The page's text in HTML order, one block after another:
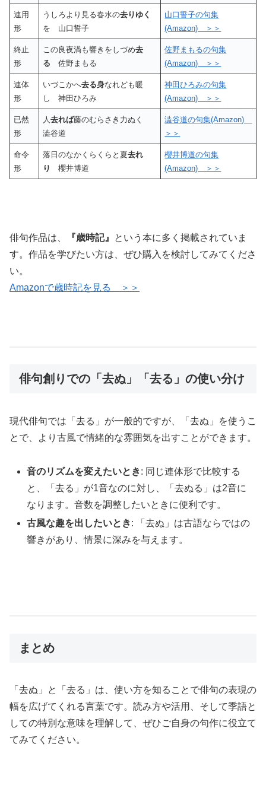
連用
形
うしろより見る春水の去りゆく
を 山口誓子
山口誓子の句集
(Amazon) ＞＞
終止
形
この良夜渦も響きをしづめ去
る 佐野まもる
佐野まもるの句集
(Amazon) ＞＞
連体
形
いづこかへ去る身なれども暖
し 神田ひろみ
神田ひろみの句集
(Amazon) ＞＞
已然
形
人去れば藤のむらさき力ぬく
澁谷道
澁谷道の句集(Amazon)
＞＞
命令
形
落日のなかくらくらと夏去れ
り
櫻井博道
櫻井博道の句集
(Amazon) ＞＞
俳句作品は、 『歳時記』
という本に多く掲載されていま
す。作品を学びたい方は、ぜひ購入を検討してみてくださ
い。
Amazonで歳時記を見る ＞＞
俳句創りでの「去ぬ」「去る」の使い分け
現代俳句では「去る」が一般的ですが、「去ぬ」を使うこ
とで、より古風で情緒的な雰囲気を出すことができます。
音のリズムを変えたいとき: 同じ連体形で比較する
と、「去る」が1音なのに対し、「去ぬる」は2音に
なります。音数を調整したいときに便利です。
古風な趣を出したいとき: 「去ぬ」は古語ならではの
響きがあり、情景に深みを与えます。
まとめ
「去ぬ」と「去る」は、使い方を知ることで俳句の表現の
幅を広げてくれる言葉です。読み方や活用、そして季語と
しての特別な意味を理解して、ぜひご自身の句作に役立て
てみてください。